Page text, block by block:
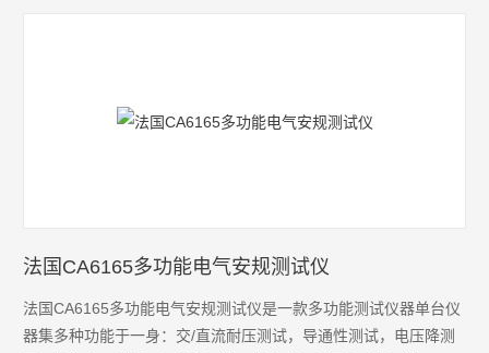
法国CA6165多功能电气安规测试仪
法国CA6165多功能电气安规测试仪是一款多功能测试仪器单台仪
器集多种功能于一身：交/直流耐压测试，导通性测试，电压降测